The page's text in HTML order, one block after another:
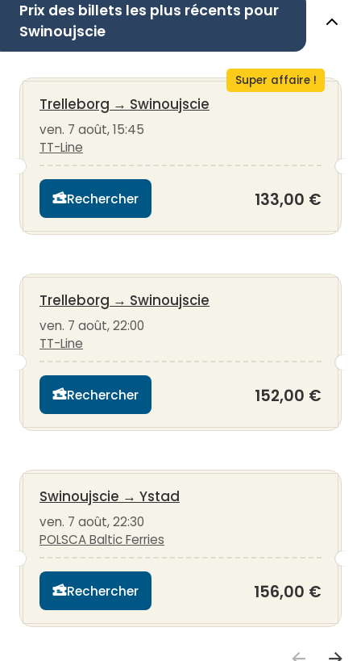
Prix des billets les plus récents pour
Swinoujscie
Super affaire !
Trelleborg → Swinoujscie
ven. 7 août, 15:45
TT-Line
Rechercher 133,00 €
Trelleborg → Swinoujscie
ven. 7 août, 22:00
TT-Line
Rechercher 152,00 €
Swinoujscie → Ystad
ven. 7 août, 22:30
POLSCA Baltic Ferries
Rechercher 156,00 €